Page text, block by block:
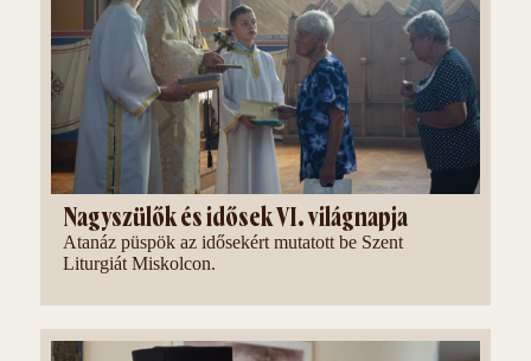
Nagyszülők és idősek VI. világnapja
Atanáz püspök az idősekért mutatott be Szent
Liturgiát Miskolcon.